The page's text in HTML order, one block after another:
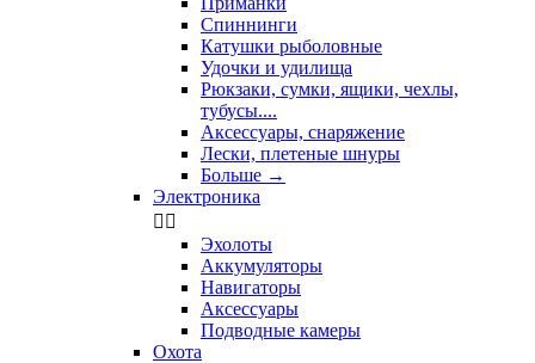
Спиннинги
Катушки рыболовные
Удочки и удилища
Рюкзаки, сумки, ящики, чехлы,
тубусы....
Аксессуары, снаряжение
Лески, плетеные шнуры
Больше →
Электроника
 
Эхолоты
Аккумуляторы
Навигаторы
Аксессуары
Подводные камеры
Охота